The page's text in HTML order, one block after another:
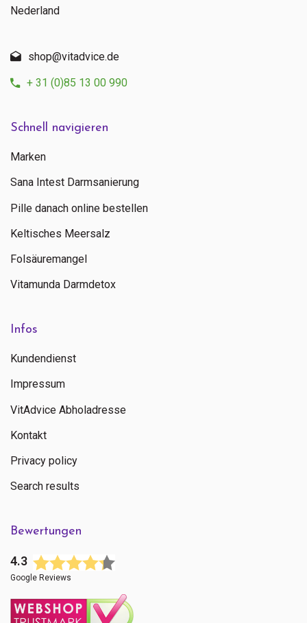
Schnell navigieren
Marken
Sana Intest Darmsanierung
Pille danach online bestellen
Keltisches Meersalz
Folsäuremangel
Vitamunda Darmdetox
Infos
Kundendienst
Impressum
VitAdvice Abholadresse
Kontakt
Privacy policy
Search results
Bewertungen
4.3
Google Reviews
Nederland
shop@vitadvice.de
+ 31 (0)85 13 00 990